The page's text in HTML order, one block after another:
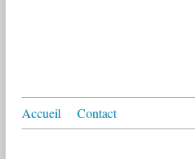
Accueil Contact